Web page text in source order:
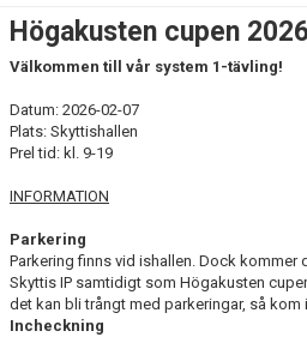
DOKUMENT
Högakusten cupen
Välkommen till vår system 1-tävling!
Datum: 2026-02-07
Plats: Skyttishallen
Prel tid: kl. 9-19
INFORMATION
Parkering
Parkering finns vid ishallen. Dock kommer
Skyttis IP samtidigt som Högakusten
det kan bli trångt med parkeringar, så kom
Incheckning